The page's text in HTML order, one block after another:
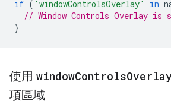
if ( 'windowControlsOverlay' in
// Window Controls Overlay is
}
使用 windowControls
項區域